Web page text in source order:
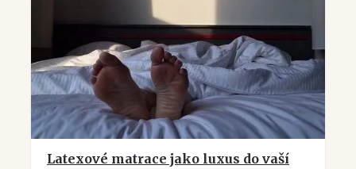
Latexové matrace jako luxus do vaší